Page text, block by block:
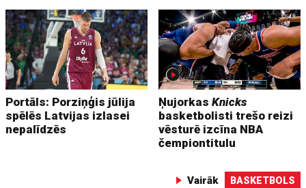
Portāls: Porziņģis jūlija
spēlēs Latvijas izlasei
nepalīdzēs
ŅujorkasKnicks
basketbolisti trešo reizi
vēsturē izcīna NBA
čempiontitulu
Vairāk BASKETBOLS